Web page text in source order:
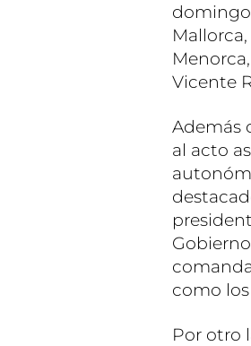
domingo
Vicente
Además
al acto
como
Por otro